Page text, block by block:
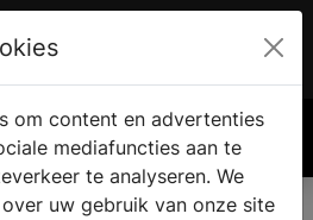
€ 0.00
om content en advertenties
mediafuncties aan te
te analyseren. We
uw gebruik van onze site